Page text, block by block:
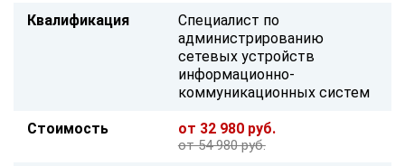
Квалификация
Специалист по
администрированию
сетевых устройств
информационно-
коммуникационных систем
Стоимость от 32 980 руб.
от 54 980 руб.